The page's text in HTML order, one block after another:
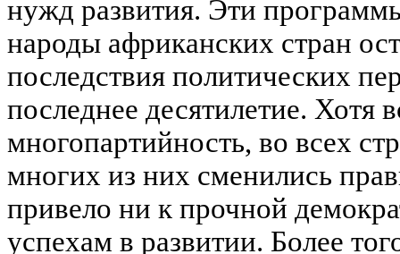
нужд развития. Эти
народы африканских стран
последствия политических
последнее десятилетие. Хотя
многопартийность, во всех
многих из них сменились
привело ни к прочной
успехам в развитии. Более